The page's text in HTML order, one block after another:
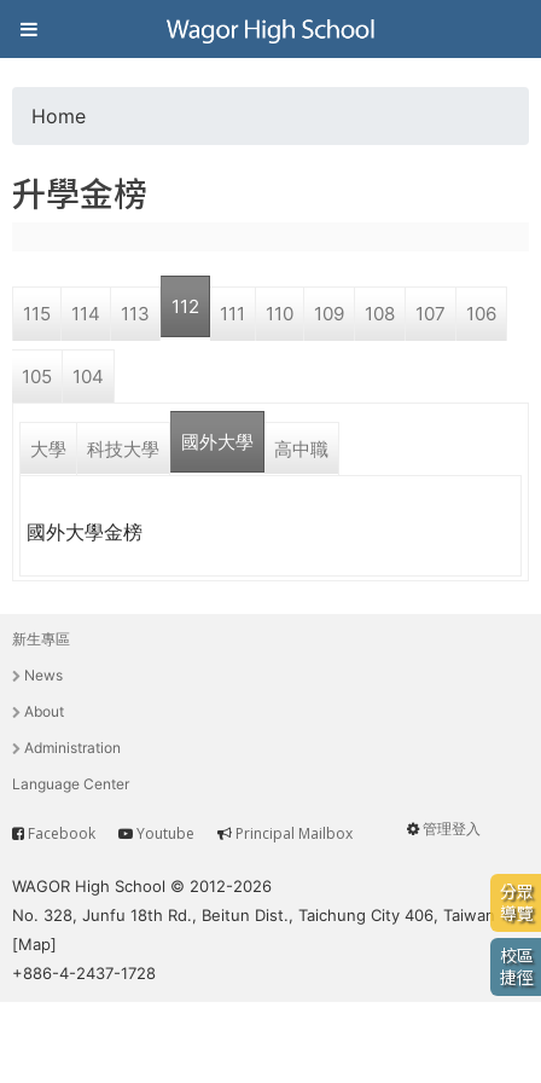
Jump to navigation
葳
格
高
學
培
養
具
國
移
動
的
世
界
公
o
a
r
e
r
e
Home
升學金榜
115 114 113 112 111 110 109 108 107 106
105 104
大學 科技大學 國外大學 高中職
國外大學金榜
分眾
導覽
校區
捷徑
主
選
單
新生專區
News
About
Administration
Language Center
User
管理登入
Service
Facebook Youtube Principal Mailbox
WAGOR High School © 2012-2026
No. 328, Junfu 18th Rd., Beitun Dist., Taichung City 406, Taiwan
[Map]
+886-4-2437-1728